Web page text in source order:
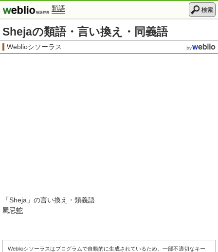
類語 検索
Shejaの類語・言い換え・同義語
Weblioシソーラス
「Sheja 」の言い換え・類義語
屍忌蛇
Weblioシソーラスはプログラムで自動的に生成されているため、一部不適切なキー